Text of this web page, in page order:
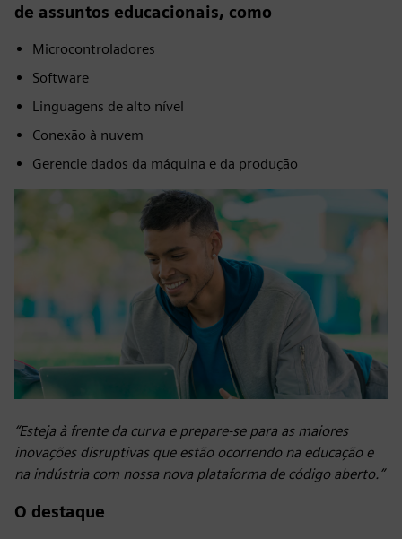
de assuntos educacionais, como
Microcontroladores
Software
Linguagens de alto nível
Conexão à nuvem
Gerencie dados da máquina e da produção
“Esteja à frente da curva e prepare-se para as maiores
inovações disruptivas que estão ocorrendo na educação e
na indústria com nossa nova plataforma de código aberto.”
O destaque